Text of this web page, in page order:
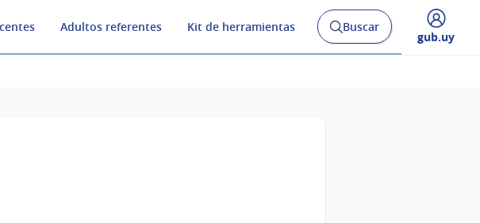
Adultos referentes Kit de herramientas
Abrir
buscador
Buscar
Desplegar
gub.uy